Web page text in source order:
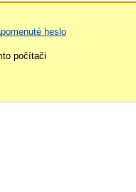
heslo
počítači